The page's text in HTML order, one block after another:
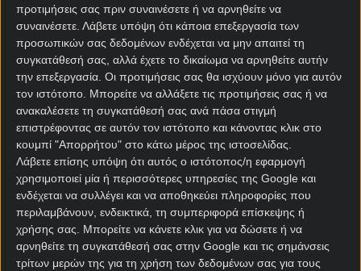
προτιμήσεις σας πριν συναινέσετε ή να αρνηθείτε να
συναινέσετε. Λάβετε υπόψη ότι κάποια επεξεργασία των
προσωπικών σας δεδομένων ενδέχεται να μην απαιτεί τη
συγκατάθεσή σας, αλλά έχετε το δικαίωμα να αρνηθείτε αυτήν
την επεξεργασία. Οι προτιμήσεις σας θα ισχύουν μόνο για αυτόν
τον ιστότοπο. Μπορείτε να αλλάξετε τις προτιμήσεις σας ή να
ανακαλέσετε τη συγκατάθεσή σας ανά πάσα στιγμή
επιστρέφοντας σε αυτόν τον ιστότοπο και κάνοντας κλικ στο
κουμπί "Απορρήτου" στο κάτω μέρος της ιστοσελίδας.
Λάβετε επίσης υπόψη ότι αυτός ο ιστότοπος/η εφαρμογή
χρησιμοποιεί μία ή περισσότερες υπηρεσίες της Google και
ενδέχεται να συλλέγει και να αποθηκεύει πληροφορίες που
περιλαμβάνουν, ενδεικτικά, τη συμπεριφορά επίσκεψης ή
χρήσης σας. Μπορείτε να κάνετε κλικ για να δώσετε ή να
αρνηθείτε τη συγκατάθεσή σας στην Google και τις σημάνσεις
τρίτων μερών της για τη χρήση των δεδομένων σας για τους
Πέρα από το Mission, σε αυτόν τον αγώνα, παίζεις
και μεBet BuilderBoost που αν κερδίσεις, θα
αυξήσει το ποσό σου κατά 25%. Μην χάσεις τέλος
τις super/ενισχυμένες αποδόσεις, όπου μονά
στοιχήματα θα σε πληρώσουν καλά αν βγουν.
Προσφορά* εγγραφής από τη Stoiximan με 1026*
Δώρα* χωρίς κατάθεση*!
Η προσφορά γνωριμίας της Stoiximan είναι εδώ με
εκπληκτική προσφορά σε όλα τα είδη παιχνιδιού. Σε
καλεί να γίνει κομμάτι της δράσης, κάνοντας τη
στιγμή να σου ανήκει χωρίς κατάθεση, αν
αποφασίσεις πως η Stoiximan είναι ο προορισμός